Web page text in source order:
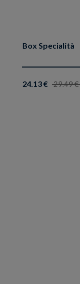
Box Specialità
24.13 € 29.49 €